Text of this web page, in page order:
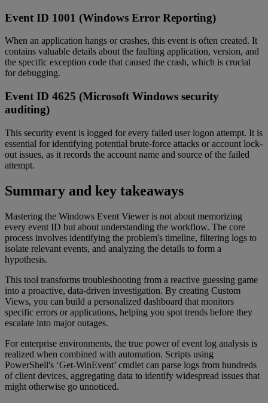
Event ID 1001 (Windows Error Reporting)
When an application hangs or crashes, this event is often created. It
contains valuable details about the faulting application, version, and
the specific exception code that caused the crash, which is crucial
for debugging.
Event ID 4625 (Microsoft Windows security
auditing)
This security event is logged for every failed user logon attempt. It is
essential for identifying potential brute-force attacks or account lock-
out issues, as it records the account name and source of the failed
attempt.
Summary and key takeaways
Mastering the Windows Event Viewer is not about memorizing
every event ID but about understanding the workflow. The core
process involves identifying the problem's timeline, filtering logs to
isolate relevant events, and analyzing the details to form a
hypothesis.
This tool transforms troubleshooting from a reactive guessing game
into a proactive, data-driven investigation. By creating Custom
Views, you can build a personalized dashboard that monitors
specific errors or applications, helping you spot trends before they
escalate into major outages.
For enterprise environments, the true power of event log analysis is
realized when combined with automation. Scripts using
PowerShell's ‘Get-WinEvent’ cmdlet can parse logs from hundreds
of client devices, aggregating data to identify widespread issues that
might otherwise go unnoticed.